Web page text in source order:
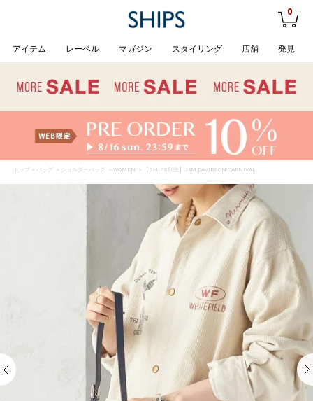
0
アイテム レーベル マガジン スタイリング 店舗 発見
トップ > バッグ> ショルダーバッグ> WOMEN > 【SHIPS別注】J&M DAVIDSON:CARNIVAL